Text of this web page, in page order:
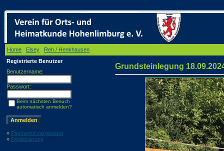
Home Elsey Reh / Henkhausen
Registrierte Benutzer
Benutzername:
Passwort:
Beim nächsten Besuch
automatisch anmelden?
» Password vergessen
» Registrierung
Grundsteinlegung